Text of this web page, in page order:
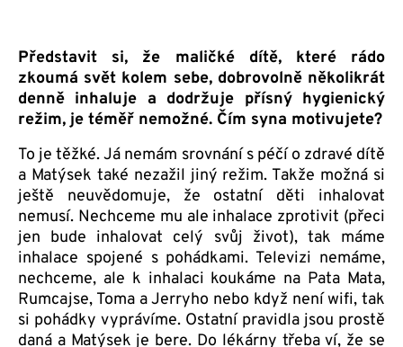
Představit si, že maličké dítě, které rádo
zkoumá svět kolem sebe, dobrovolně několikrát
denně inhaluje a dodržuje přísný hygienický
režim, je téměř nemožné. Čím syna motivujete?
To je těžké. Já nemám srovnání s péčí o zdravé dítě
a Matýsek také nezažil jiný režim. Takže možná si
ještě neuvědomuje, že ostatní děti inhalovat
nemusí. Nechceme mu ale inhalace zprotivit (přeci
jen bude inhalovat celý svůj život), tak máme
inhalace spojené s pohádkami. Televizi nemáme,
nechceme, ale k inhalaci koukáme na Pata Mata,
Rumcajse, Toma a Jerryho nebo když není wifi, tak
si pohádky vyprávíme. Ostatní pravidla jsou prostě
daná a Matýsek je bere. Do lékárny třeba ví, že se